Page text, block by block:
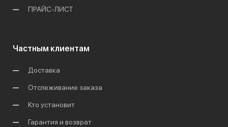
ПРАЙС-ЛИСТ
Частным клиентам
Доставка
Отслеживание заказа
Кто установит
Гарантия и возврат